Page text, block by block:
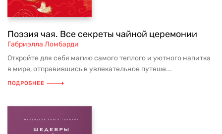
Поэзия чая. Все секреты чайной церемонии
Габриэлла Ломбарди
Откройте для себя магию самого теплого и уютного напитка
в мире, отправившись в увлекательное путеше...
ПОДРОБНЕЕ